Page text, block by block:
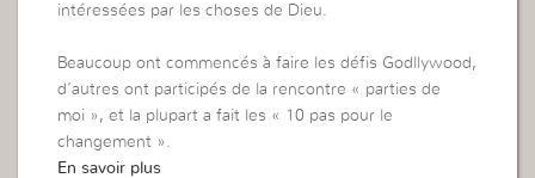
intéressées par les choses de Dieu.
Beaucoup ont commencés à faire les défis Godllywood,
d’autres ont participés de la rencontre « parties de
moi », et la plupart a fait les « 10 pas pour le
changement ».
En savoir plus